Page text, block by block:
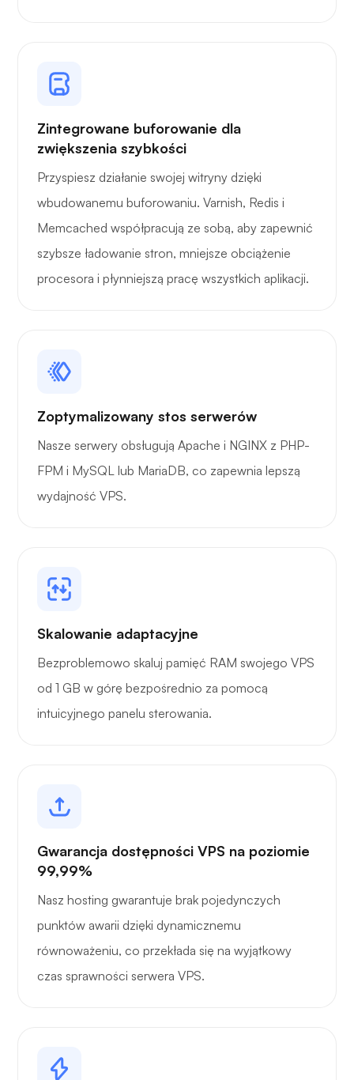
Zastanawiać się
Playtube
Grafana
Zintegrowane buforowanie dla
zwiększenia szybkości
Przyspiesz działanie swojej witryny dzięki
wbudowanemu buforowaniu. Varnish, Redis i
Memcached współpracują ze sobą, aby zapewnić
szybsze ładowanie stron, mniejsze obciążenie
procesora i płynniejszą pracę wszystkich aplikacji.
Zoptymalizowany stos serwerów
Nasze serwery obsługują Apache i NGINX z PHP-
FPM i MySQL lub MariaDB, co zapewnia lepszą
wydajność VPS.
Skalowanie adaptacyjne
Bezproblemowo skaluj pamięć RAM swojego VPS
od 1 GB w górę bezpośrednio za pomocą
intuicyjnego panelu sterowania.
Gwarancja dostępności VPS na poziomie
99,99%
Nasz hosting gwarantuje brak pojedynczych
punktów awarii dzięki dynamicznemu
równoważeniu, co przekłada się na wyjątkowy
czas sprawności serwera VPS.